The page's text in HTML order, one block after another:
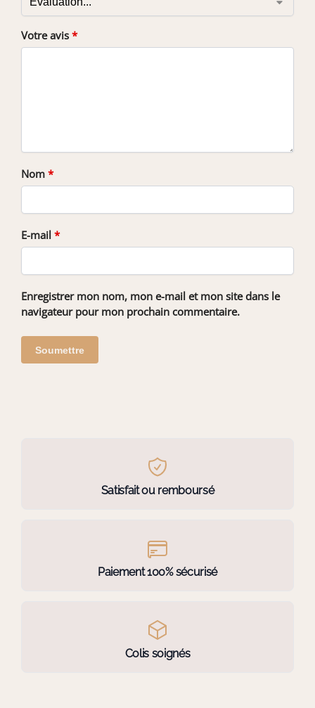
Votre avis *
Nom *
E-mail *
Enregistrer mon nom, mon e-mail et mon site dans le
navigateur pour mon prochain commentaire.
Satisfait ou remboursé
Paiement 100% sécurisé
Colis soignés